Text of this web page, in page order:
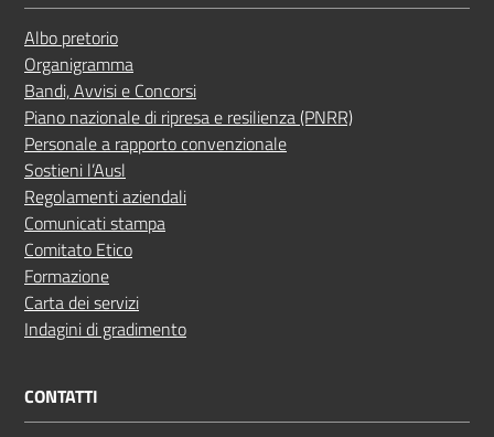
Albo pretorio
Organigramma
Bandi, Avvisi e Concorsi
Piano nazionale di ripresa e resilienza (PNRR)
Personale a rapporto convenzionale
Sostieni l’Ausl
Regolamenti aziendali
Comunicati stampa
Comitato Etico
Formazione
Carta dei servizi
Indagini di gradimento
CONTATTI